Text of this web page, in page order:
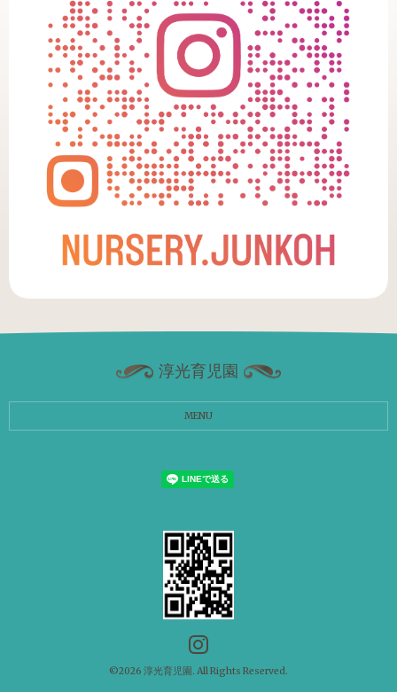
淳光育児園
MENU
©2026 淳光育児園 . All Rights Reserved.